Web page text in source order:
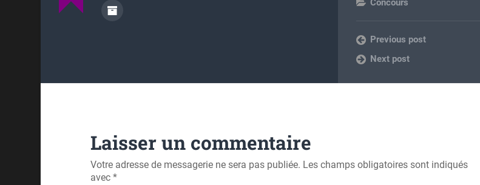
Concours
Previous post
Next post
Laisser un commentaire
Votre adresse de messagerie ne sera pas publiée. Les champs obligatoires sont indiqués
avec *